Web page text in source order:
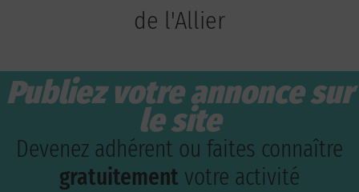
de l'Allier
Publiez votre annonce sur
le site
Devenez adhérent ou faites connaître
gratuitement votre activité